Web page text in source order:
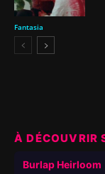
Fantasia
À DÉCOUVRIR
Burlap Heirloom